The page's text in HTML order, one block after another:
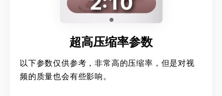
超高压缩率参数
以下参数仅供参考，非常高的压缩率，但是对视
频的质量也会有些影响。